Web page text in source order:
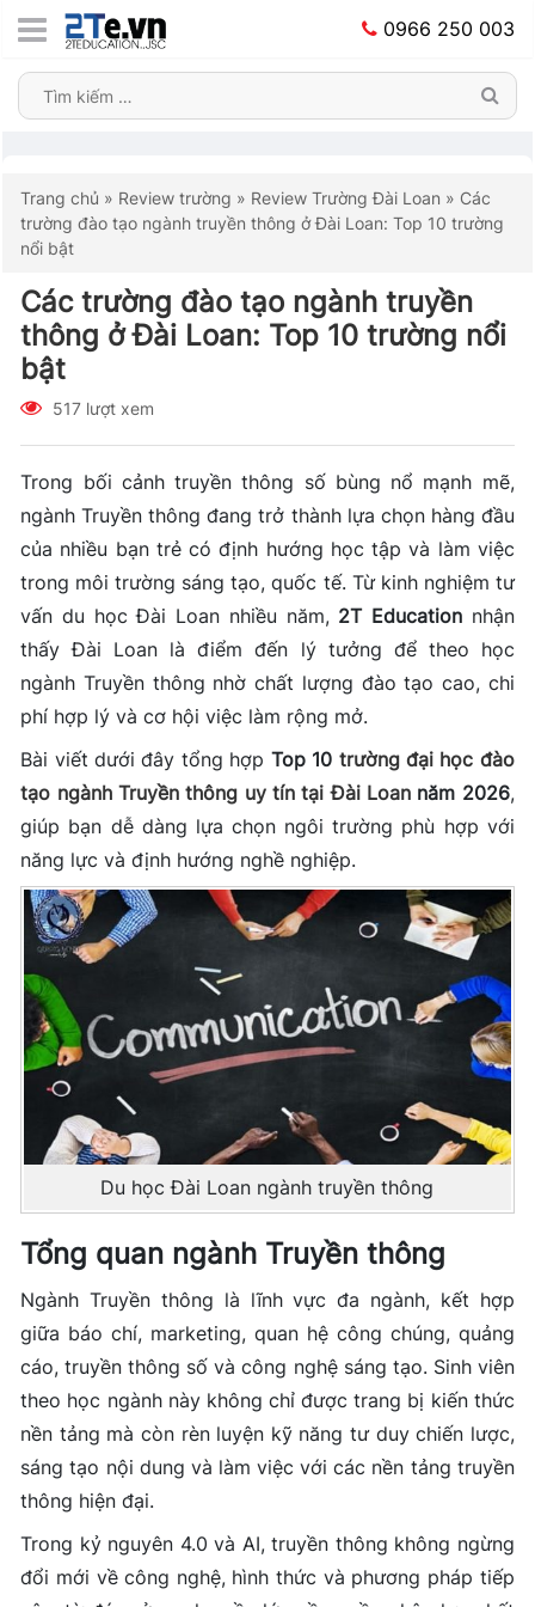
0966 250 003
Trang chủ » Review trường » Review Trường Đài Loan » Các
trường đào tạo ngành truyền thông ở Đài Loan: Top 10 trường
nổi bật
Các trường đào tạo ngành truyền
thông ở Đài Loan: Top 10 trường nổi
bật
517 lượt xem
Trong bối cảnh truyền thông số bùng nổ mạnh mẽ,
ngành Truyền thông đang trở thành lựa chọn hàng đầu
của nhiều bạn trẻ có định hướng học tập và làm việc
trong môi trường sáng tạo, quốc tế. Từ kinh nghiệm tư
vấn du học Đài Loan nhiều năm, 2T Education nhận
thấy Đài Loan là điểm đến lý tưởng để theo học
ngành Truyền thông nhờ chất lượng đào tạo cao, chi
phí hợp lý và cơ hội việc làm rộng mở.
Bài viết dưới đây tổng hợp Top 10 trường đại học đào
tạo ngành Truyền thông uy tín tại Đài Loan năm 2026,
giúp bạn dễ dàng lựa chọn ngôi trường phù hợp với
năng lực và định hướng nghề nghiệp.
Du học Đài Loan ngành truyền thông
Tổng quan ngành Truyền thông
Ngành Truyền thông là lĩnh vực đa ngành, kết hợp
giữa báo chí, marketing, quan hệ công chúng, quảng
cáo, truyền thông số và công nghệ sáng tạo. Sinh viên
theo học ngành này không chỉ được trang bị kiến thức
nền tảng mà còn rèn luyện kỹ năng tư duy chiến lược,
sáng tạo nội dung và làm việc với các nền tảng truyền
thông hiện đại.
Trong kỷ nguyên 4.0 và AI, truyền thông không ngừng
đổi mới về công nghệ, hình thức và phương pháp tiếp